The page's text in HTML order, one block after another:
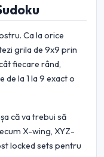
Ca la orice
grila de 9x9 prin
fiecare rând,
de la 1 la 9 exact o
că va trebui să
X-wing, XYZ-
locked sets pentru